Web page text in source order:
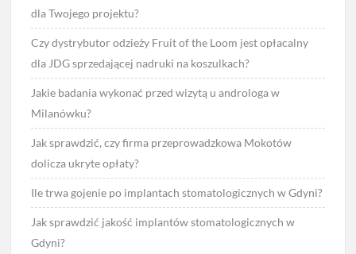
dla Twojego projektu?
Czy dystrybutor odzieży Fruit of the Loom jest opłacalny
dla JDG sprzedającej nadruki na koszulkach?
Jakie badania wykonać przed wizytą u androloga w
Milanówku?
Jak sprawdzić, czy firma przeprowadzkowa Mokotów
dolicza ukryte opłaty?
Ile trwa gojenie po implantach stomatologicznych w Gdyni?
Jak sprawdzić jakość implantów stomatologicznych w
Gdyni?